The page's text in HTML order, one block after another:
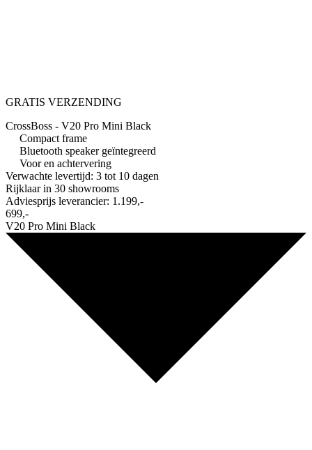
GRATIS VERZENDING
CrossBoss - V20 Pro Mini Black
Compact frame
Bluetooth speaker geïntegreerd
Voor en achtervering
Verwachte levertijd: 3 tot 10 dagen
Rijklaar in 30 showrooms
Adviesprijs leverancier: 1.199,-
699,-
V20 Pro Mini Black